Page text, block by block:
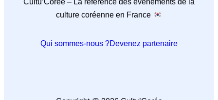
Cultu’Corée – La référence des événements de la
culture coréenne en France
Qui sommes-nous ?Devenez partenaire